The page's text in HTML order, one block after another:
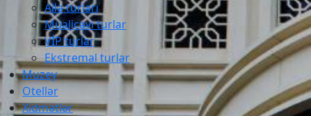
Ailə turları
Müalicəvi turlar
VİP turlar
Ekstremal turlar
Muzey
Otellər
Xidmətlər